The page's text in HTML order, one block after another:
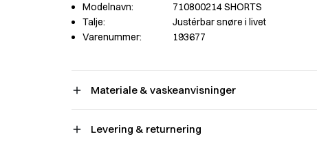
Modelnavn:
710800214 SHORTS
Talje:
Justérbar snøre i livet
Varenummer:
193677
Materiale & vaskeanvisninger
Levering & returnering